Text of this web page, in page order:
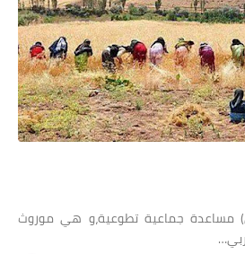
مساعدة جماعية تطوعية،و هي موروث